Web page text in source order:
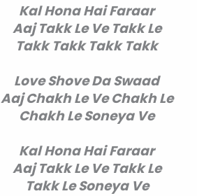
Kal Hona Hai Faraar
Aaj Takk Le Ve Takk Le
Takk Takk Takk Takk
Love Shove Da Swaad
Aaj Chakh Le Ve Chakh Le
Chakh Le Soneya Ve
Kal Hona Hai Faraar
Aaj Takk Le Ve Takk Le
Takk Le Soneya Ve